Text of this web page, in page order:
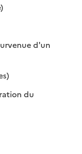
disponible
d'un
disponible
du